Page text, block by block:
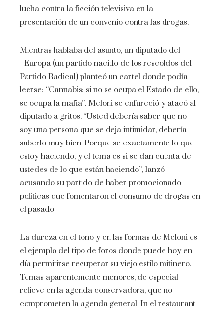
lucha contra la ficción televisiva en la
presentación de un convenio contra las drogas.
Mientras hablaba del asunto, un diputado del
+Europa (un partido nacido de los rescoldos del
Partido Radical) planteó un cartel donde podía
leerse: “Cannabis: si no se ocupa el Estado de ello,
se ocupa la mafia”. Meloni se enfureció y atacó al
diputado a gritos. “Usted debería saber que no
soy una persona que se deja intimidar, debería
saberlo muy bien. Porque se exactamente lo que
estoy haciendo, y el tema es si se dan cuenta de
ustedes de lo que están haciendo”, lanzó
acusando su partido de haber promocionado
políticas que fomentaron el consumo de drogas en
el pasado.
La dureza en el tono y en las formas de Meloni es
el ejemplo del tipo de foros donde puede hoy en
día permitirse recuperar su viejo estilo mitinero.
Temas aparentemente menores, de especial
relieve en la agenda conservadora, que no
comprometen la agenda general. In el restaurant